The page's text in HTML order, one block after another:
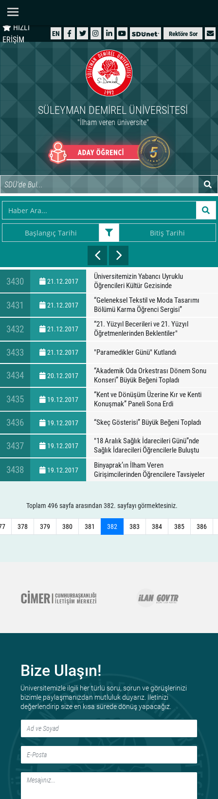
HIZLI
ERİŞİM
EN Rektöre Sor
SÜLEYMAN DEMIREL ÜNIVERSITESI
"İlham veren üniversite"
ÜNİVERSİTEMİZ
İDARİ
ARAŞTIRMA
INTERNATIONAL
3430 21.12.2017
Üniversitemizin Yabancı Uyruklu
Öğrencileri Kültür Gezisinde
3431 21.12.2017
“Geleneksel Tekstil ve Moda Tasarımı
Bölümü Karma Öğrenci Sergisi”
3432 21.12.2017
“21. Yüzyıl Becerileri ve 21. Yüzyıl
Öğretmenlerinden Beklentiler"
3433 21.12.2017 "Paramedikler Günü" Kutlandı
3434 20.12.2017
“Akademik Oda Orkestrası Dönem Sonu
Konseri” Büyük Beğeni Topladı
3435 19.12.2017
“Kent ve Dönüşüm Üzerine Kır ve Kenti
Konuşmak” Paneli Sona Erdi
3436 19.12.2017 “Skeç Gösterisi” Büyük Beğeni Topladı
3437 19.12.2017
"18 Aralık Sağlık İdarecileri Günü”nde
Sağlık İdarecileri Öğrencilerle Buluştu
3438 19.12.2017
Binyaprak’ın İlham Veren
Girişimcilerinden Öğrencilere Tavsiyeler
Toplam 496 sayfa arasından 382. sayfayı görmektesiniz.
378 379 380 381 382 383 384 385 386
Bize Ulaşın!
Üniversitemizle ilgili her türlü soru, sorun ve görüşlerinizi
bizimle paylaşmanızdan mutluluk duyarız. İletinizi
değerlendirip size en kısa sürede dönüş yapacağız.